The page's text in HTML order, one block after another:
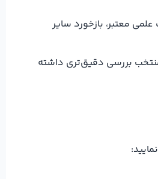
معتبر، بازخورد سایر
بررسی دقیق‌تری داشته